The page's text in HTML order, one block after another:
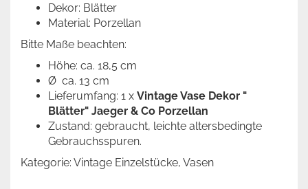
Dekor: Blätter
Material: Porzellan
Bitte Maße beachten:
Höhe: ca. 18,5 cm
Ø ca. 13 cm
Lieferumfang: 1 x Vintage Vase Dekor "
Blätter" Jaeger & Co Porzellan
Zustand: gebraucht, leichte altersbedingte
Gebrauchsspuren.
Kategorie: Vintage Einzelstücke, Vasen